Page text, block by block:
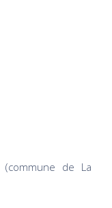
de La